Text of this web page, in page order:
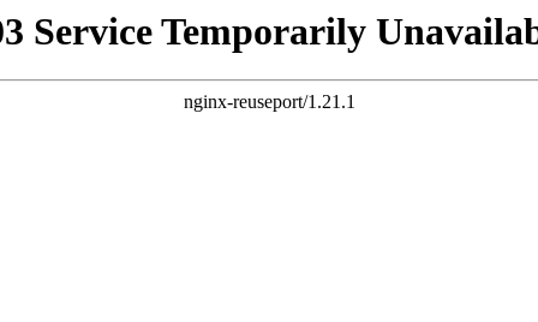
Service Temporarily
nginx-reuseport/1.21.1